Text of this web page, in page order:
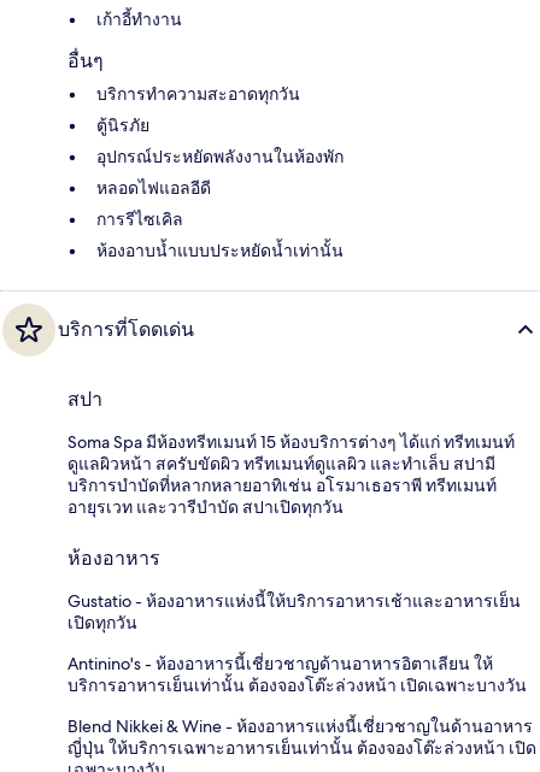
เก้าอี้ทำงาน
อื่นๆ
บริการทำความสะอาดทุกวัน
ตู้นิรภัย
อุปกรณ์ประหยัดพลังงานในห้องพัก
หลอดไฟแอลอีดี
การรีไซเคิล
ห้องอาบน้ำแบบประหยัดน้ำเท่านั้น
บริการที่โดดเด่น
สปา
Soma Spa มีห้องทรีทเมนท์ 15 ห้องบริการต่างๆ ได้แก่ ทรีทเมนท์
ดูแลผิวหน้า สครับขัดผิว ทรีทเมนท์ดูแลผิว และทำเล็บ สปามี
บริการบำบัดที่หลากหลายอาทิเช่น อโรมาเธอราพี ทรีทเมนท์
อายุรเวท และวารีบำบัด สปาเปิดทุกวัน
ห้องอาหาร
Gustatio - ห้องอาหารแห่งนี้ให้บริการอาหารเช้าและอาหารเย็น
เปิดทุกวัน
Antinino's - ห้องอาหารนี้เชี่ยวชาญด้านอาหารอิตาเลียน ให้
บริการอาหารเย็นเท่านั้น ต้องจองโต๊ะล่วงหน้า เปิดเฉพาะบางวัน
Blend Nikkei & Wine - ห้องอาหารแห่งนี้เชี่ยวชาญในด้านอาหาร
ญี่ปุ่น ให้บริการเฉพาะอาหารเย็นเท่านั้น ต้องจองโต๊ะล่วงหน้า เปิด